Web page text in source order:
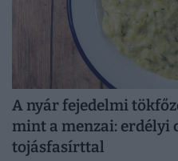
A nyár fejedelmi
mint a menzai: erdélyi
tojásfasírttal